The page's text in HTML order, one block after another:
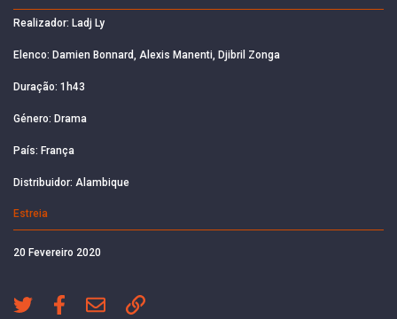
Realizador: Ladj Ly
Elenco: Damien Bonnard, Alexis Manenti, Djibril Zonga
Duração: 1h43
Género: Drama
País: França
Distribuidor: Alambique
Estreia
20 Fevereiro 2020